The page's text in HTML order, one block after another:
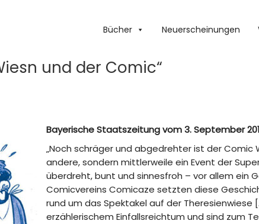
Bücher Neuerscheinungen
und der Comic“
Bayerische Staatszeitung vom 3. September
„Noch schräger und abgedrehter ist der Comic
andere, sondern mittlerweile ein Event der
überdreht, bunt und sinnesfroh – vor allem ein
Comicvereins Comicaze setzten diese
rund um das Spektakel auf der Theresienwiese
erzählerischem Einfallsreichtum und sind zum